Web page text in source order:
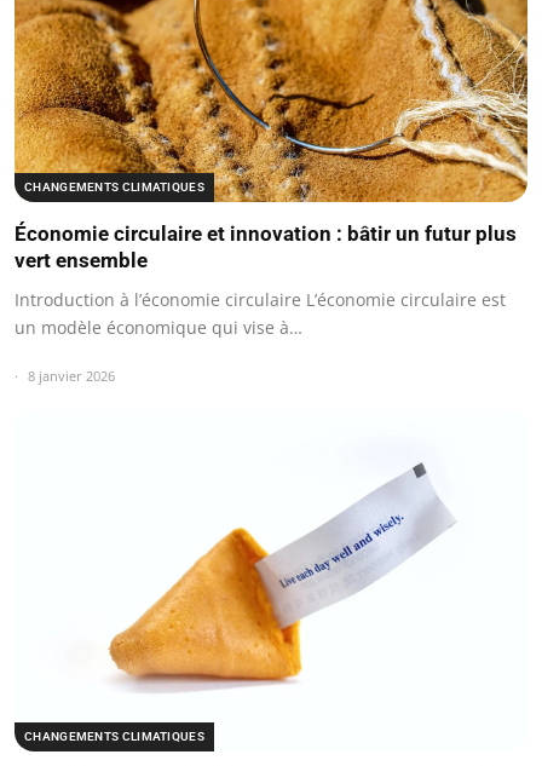
CHANGEMENTS CLIMATIQUES
Économie circulaire et innovation : bâtir un futur plus
vert ensemble
Introduction à l’économie circulaire L’économie circulaire est
un modèle économique qui vise à…
8 janvier 2026
CHANGEMENTS CLIMATIQUES